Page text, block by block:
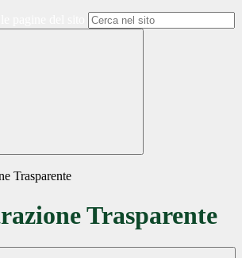
Trasparente
Trasparente